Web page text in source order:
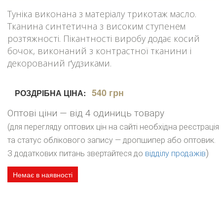
Туніка виконана з матеріалу трикотаж масло.
Тканина синтетична з високим ступенем
розтяжності. Пікантності виробу додає косий
бочок, виконаний з контрастної тканини і
декорований ґудзиками.
РОЗДРІБНА ЦІНА: 540 грн
Оптові ціни — від 4 одиниць товару
(для перегляду оптових цін на сайті необхідна реєстрація
та статус облікового запису — дропшипер або оптовик.
З додаткових питань звертайтеся до відділу продажів)
Немає в наявності